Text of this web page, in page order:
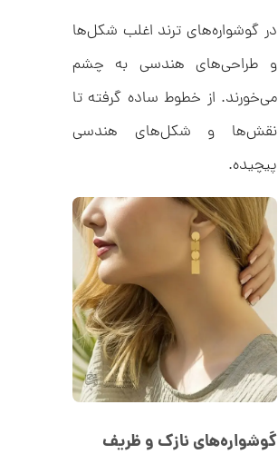
در گوشواره‌های ترند اغلب شکل‌ها
و طراحی‌های هندسی به چشم
می‌خورند. از خطوط ساده گرفته تا
نقش‌ها و شکل‌های هندسی
پیچیده.
گوشواره‌های نازک و ظریف